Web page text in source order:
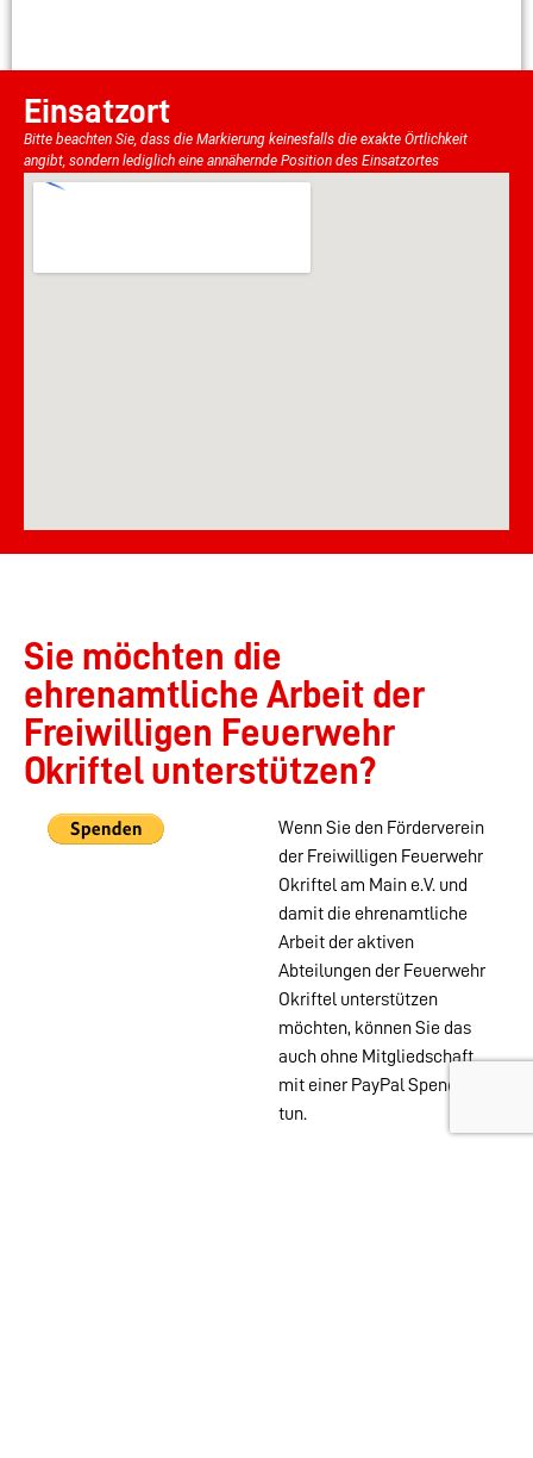
Einsatzort
Bitte beachten Sie, dass die Markierung keinesfalls die exakte Örtlichkeit
angibt, sondern lediglich eine annähernde Position des Einsatzortes
Sie möchten die
ehrenamtliche Arbeit der
Freiwilligen Feuerwehr
Okriftel unterstützen?
Wenn Sie den Förderverein
der Freiwilligen Feuerwehr
Okriftel am Main e.V. und
damit die ehrenamtliche
Arbeit der aktiven
Abteilungen der Feuerwehr
Okriftel unterstützen
möchten, können Sie das
auch ohne Mitgliedschaft
mit einer PayPal Spende
tun.